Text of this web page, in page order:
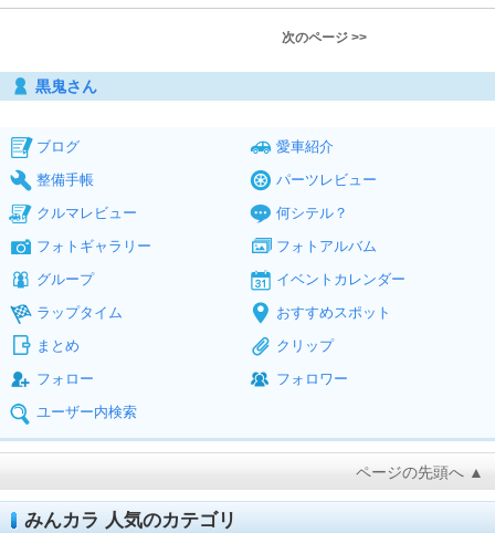
次のページ >>
黒鬼さん
ブログ
愛車紹介
整備手帳
パーツレビュー
クルマレビュー
何シテル？
フォトギャラリー
フォトアルバム
グループ
イベントカレンダー
ラップタイム
おすすめスポット
まとめ
クリップ
フォロー
フォロワー
ユーザー内検索
ページの先頭へ ▲
みんカラ 人気のカテゴリ